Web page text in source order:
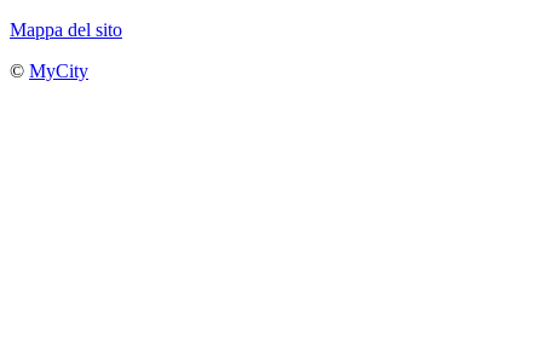
Mappa del sito
© MyCity